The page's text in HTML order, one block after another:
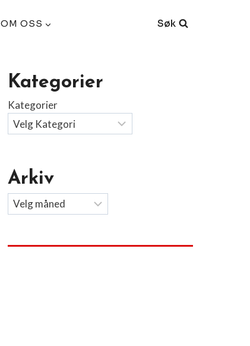
OM OSS Søk
Kategorier
Kategorier
Arkiv
Arkiv